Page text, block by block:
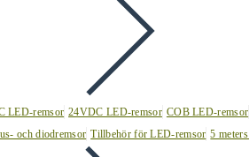
LED-remsor 24VDC LED-remsor COB LED-remsor
och diodremsor Tillbehör för LED-remsor 5